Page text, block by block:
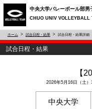
中央大学バレーボール部男
CHUO UNIV VOLLEYBALL
ホーム 試合日程・結果 試合日程・結果詳細
試合日程・結果
【
2026年5月16日（土
中央大学